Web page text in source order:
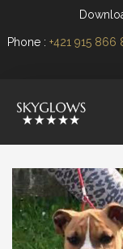
Phone : +421 915 866
HOME
KRYCIE PSY